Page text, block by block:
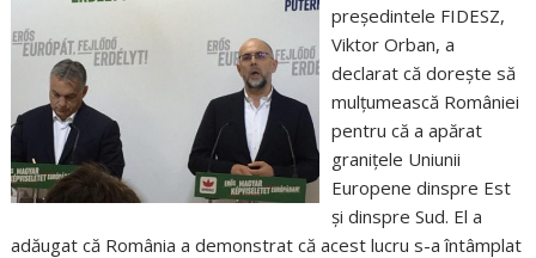
preşedintele FIDESZ,
Viktor Orban, a
declarat că doreşte să
mulţumească României
pentru că a apărat
graniţele Uniunii
Europene dinspre Est
şi dinspre Sud. El a
adăugat că România a demonstrat că acest lucru s-a întâmplat